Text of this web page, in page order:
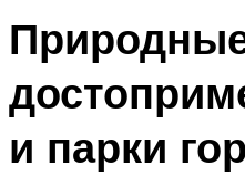
и парки